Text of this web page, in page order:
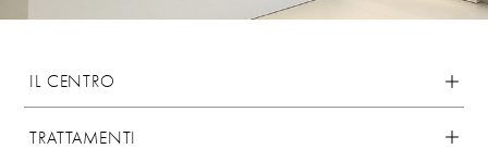
IL CENTRO
TRATTAMENTI